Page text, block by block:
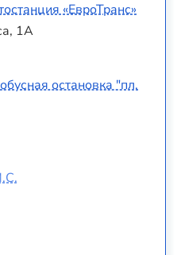
«ЕвроТранс»
1А
остановка "пл.